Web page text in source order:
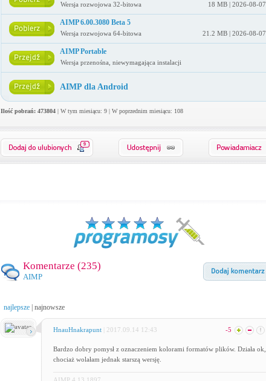
Wersja rozwojowa 32-bitowa 18 MB | 2026-08-07
AIMP 6.00.3080 Beta 5
Wersja rozwojowa 64-bitowa 21.2 MB | 2026-08-07
AIMP Portable
Wersja przenośna, niewymagająca instalacji
AIMP dla Android
Ilość pobrań: 473804| W tym miesiącu: 9 | W poprzednim miesiącu: 108
9
Komentarze (235)
AIMP
najlepsze| najnowsze
HnauHnakrapunt | 2017.09.14 12:43 -5
Bardzo dobry pomysł z oznaczeniem kolorami formatów plików. Działa ok,
chociaż wolałam jednak starszą wersję.